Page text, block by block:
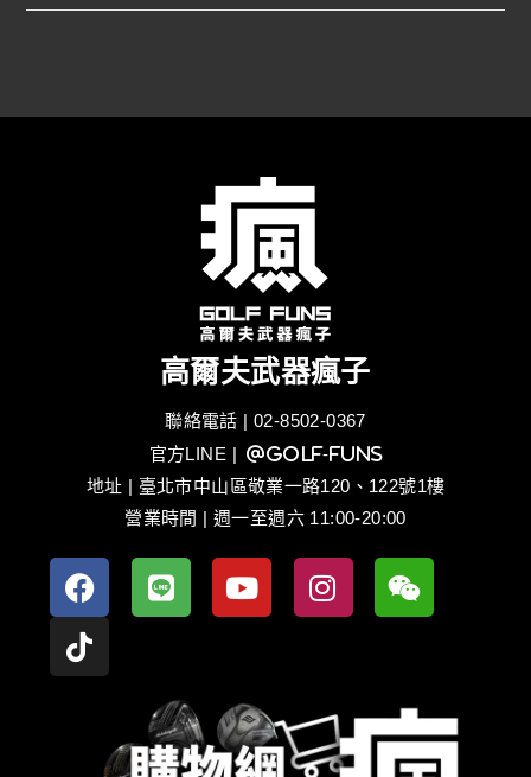
高爾夫武器瘋子
聯絡電話 | 02-8502-0367
官方LINE | @golf-funs
地址 | 臺北市中山區敬業一路120、122號1樓
營業時間 | 週一至週六 11:00-20:00